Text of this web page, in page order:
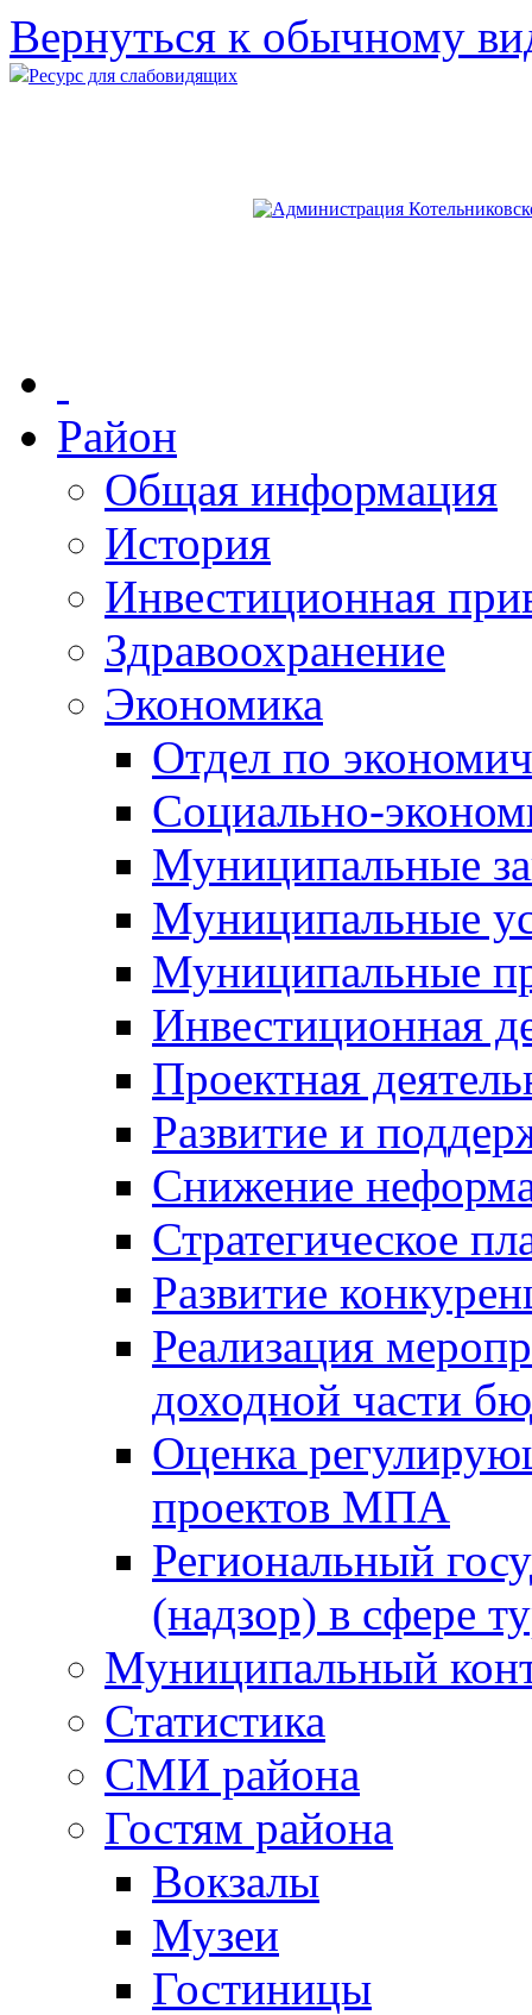
Вернуться к обычному
Ресурс для слабовидящих
Район
Общая информация
История
Инвестиционная
Здравоохранение
Экономика
Отдел по
Социально-
Муниципальные
Муниципальные
Муниципальные
Инвестиционная
Проектная
Развитие и
Снижение
Стратегическое
Развитие
Реализация
доходной части
Оценка
проектов МПА
Региональный
(надзор) в сфере
Муниципальный
Статистика
СМИ района
Гостям района
Вокзалы
Музеи
Гостиницы